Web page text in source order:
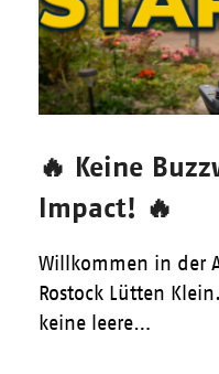
🔥 Keine
Impact! 🔥
Willkommen in der
Rostock Lütten
keine leere…